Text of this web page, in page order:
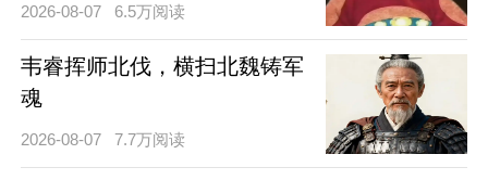
2026-08-07 6.5万阅读
韦睿挥师北伐，横扫北魏铸军
魂
2026-08-07 7.7万阅读